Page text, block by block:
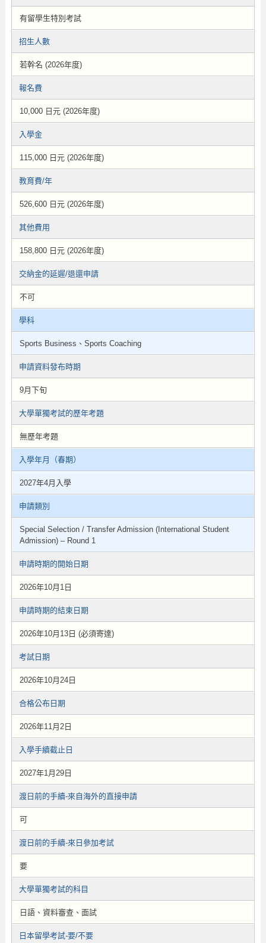
有留學生特別考試
招生人數
若幹名 (2026年度)
報名費
10,000 日元 (2026年度)
入學金
115,000 日元 (2026年度)
教育費/年
526,600 日元 (2026年度)
其他費用
158,800 日元 (2026年度)
交納金的延遲/退還申請
不可
學科
Sports Business、Sports Coaching
申請資料發布時期
9月下旬
大學單獨考試的歷年考題
無歷年考題
入學年月（春期）
2027年4月入學
申請類別
Special Selection / Transfer Admission (International Student
Admission) – Round 1
申請時期的開始日期
2026年10月1日
申請時期的結束日期
2026年10月13日 (必須寄達)
考試日期
2026年10月24日
合格公布日期
2026年11月2日
入學手續截止日
2027年1月29日
渡日前的手續-來自海外的直接申請
可
渡日前的手續-來日參加考試
要
大學單獨考試的科目
日語、資料審查、面試
日本留學考試-要/不要